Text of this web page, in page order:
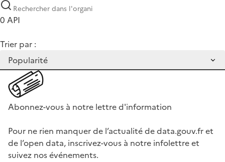
0 API
Trier par :
Abonnez-vous à notre lettre d'information
Pour ne rien manquer de l’actualité de data.gouv.fr et
de l’open data, inscrivez-vous à notre infolettre et
suivez nos événements.